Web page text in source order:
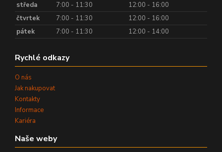
středa
7:00 - 11:30
12:00 - 16:00
čtvrtek
7:00 - 11:30
12:00 - 16:00
pátek
7:00 - 11:30 12:00 - 14:00
Rychlé odkazy
O nás
Jak nakupovat
Kontakty
Informace
Kariéra
Naše weby